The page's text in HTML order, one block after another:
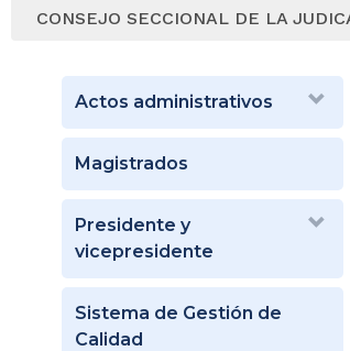
CONSEJO SECCIONAL DE LA
Actos administrativos
Magistrados
Presidente y
vicepresidente
Sistema de Gestión de
Calidad